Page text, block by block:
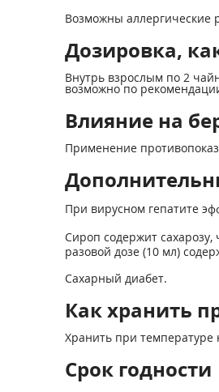
Возможны аллергические
Дозировка,
Внутрь взрослым по 2
возможно по
Влияние на
Применение
При вирусном гепатите
Сироп содержит
разовой дозе (10 мл)
Сахарный диабет.
Как хранить
Хранить при температуре
Срок годности